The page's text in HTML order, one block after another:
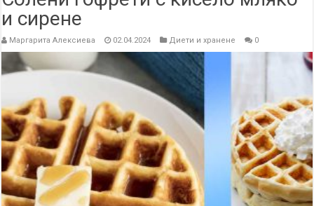
и сирене
Маргарита Алексиева 02.04.2024 Диети и хранене 0